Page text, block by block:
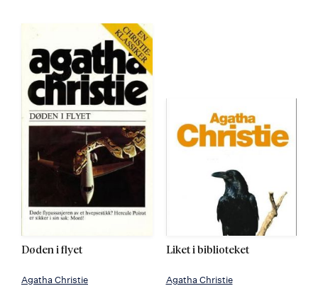
Døden i flyet
Agatha Christie
Liket i biblioteket
Agatha Christie